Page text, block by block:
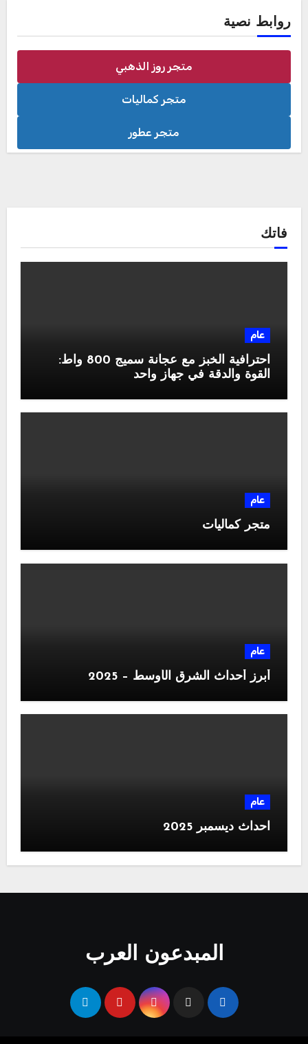
روابط نصية
متجر روز الذهبي
متجر كماليات
متجر عطور
فاتك
عام
احترافية الخبز مع عجانة سميج 800 واط:
القوة والدقة في جهاز واحد
عام
متجر كماليات
عام
أبرز أحداث الشرق الأوسط – 2025
عام
احداث ديسمبر 2025
المبدعون العرب